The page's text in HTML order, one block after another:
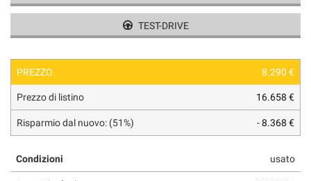
TEST-DRIVE
PREZZO 8.290 €
Prezzo di listino 16.658 €
Risparmio dal nuovo: (51%) - 8.368 €
Condizioni usato
le
di
descritte.
Per
maggiori
informazioni
sull'utilità
sul
funzionamento